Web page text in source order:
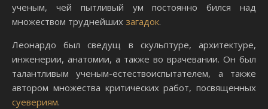
ученым, чей пытливый ум постоянно бился над
множеством труднейших загадок.
Леонардо был сведущ в скульптуре, архитектуре,
инженерии, анатомии, а также во врачевании. Он был
талантливым ученым-естествоиспытателем, а также
автором множества критических работ, посвященных
суевериям.